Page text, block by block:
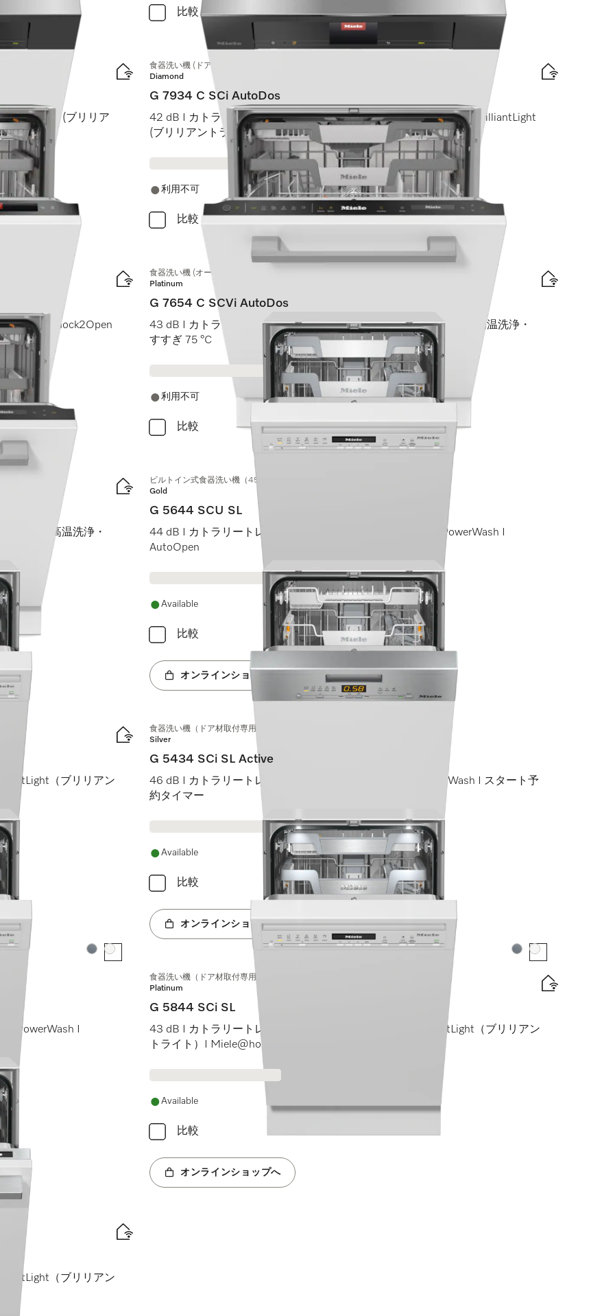
比較
(ブリリア
食器洗い機 (ドア材取付専用タイプ)
Diamond
G 7934 C SCi AutoDos
42 dB I カトラリートレイ I MaxiComfort Cバスケット I M Touch I BrilliantLight
(ブリリアントライト)
利用不可
比較
Touch I Knock2Open
食器洗い機 (オールドア材取付専用タイプ)
Platinum
G 7654 C SCVi AutoDos
43 dB I カトラリートレイ I ExtraComfort Cバスケット I AutoDos I 高温洗浄・
すすぎ 75 °C
利用不可
比較
I 高温洗浄・
ビルトイン式食器洗い機（45 cm）
Gold
G 5644 SCU SL
44 dB I カトラリートレイ I ExtraComfortバスケット I QuickPowerWash I
AutoOpen
Available
比較
オンラインショップへ
（ブリリアン
食器洗い機（ドア材取付専用タイプ、45 cm）
Silver
G 5434 SCi SL Active
46 dB I カトラリートレイ I Comfortバスケット I QuickPowerWash I スタート予
約タイマー
Available
比較
オンラインショップへ
カラー:カラー:
I
カラー:カラー:
食器洗い機（ドア材取付専用タイプ、45 cm）
Platinum
G 5844 SCi SL
43 dB I カトラリートレイ I MaxiComfortバスケット I BrilliantLight（ブリリアン
トライト）I Miele@home
Available
比較
オンラインショップへ
（ブリリアン